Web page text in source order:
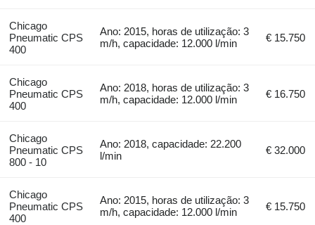
Chicago
Pneumatic CPS
400
Ano: 2015, horas de utilização: 3
m/h, capacidade: 12.000 l/min
€ 15.750
Chicago
Pneumatic CPS
400
Ano: 2018, horas de utilização: 3
m/h, capacidade: 12.000 l/min
€ 16.750
Chicago
Pneumatic CPS
800 - 10
Ano: 2018, capacidade: 22.200
l/min
€ 32.000
Chicago
Pneumatic CPS
400
Ano: 2015, horas de utilização: 3
m/h, capacidade: 12.000 l/min
€ 15.750